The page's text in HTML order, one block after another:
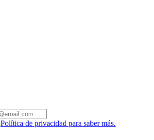
Política de privacidad para saber más.